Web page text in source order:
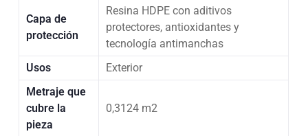
Capa de
protección
Resina HDPE con aditivos
protectores, antioxidantes y
tecnología antimanchas
Usos
Exterior
Metraje que
cubre la
pieza
0,3124 m2